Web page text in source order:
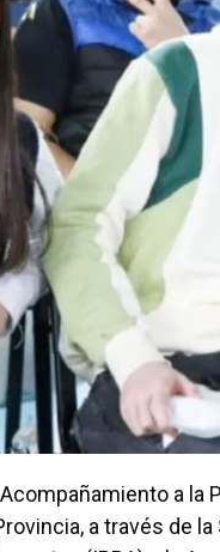
a
a través de